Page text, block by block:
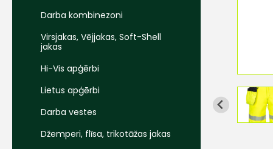
Darba kombinezoni
Virsjakas, Vējjakas, Soft-Shell
jakas
Hi-Vis apģērbi
Lietus apģērbi
Darba vestes
Džemperi, flīsa, trikotāžas jakas